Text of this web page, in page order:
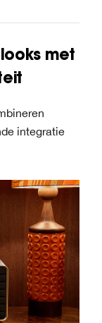
met
integratie